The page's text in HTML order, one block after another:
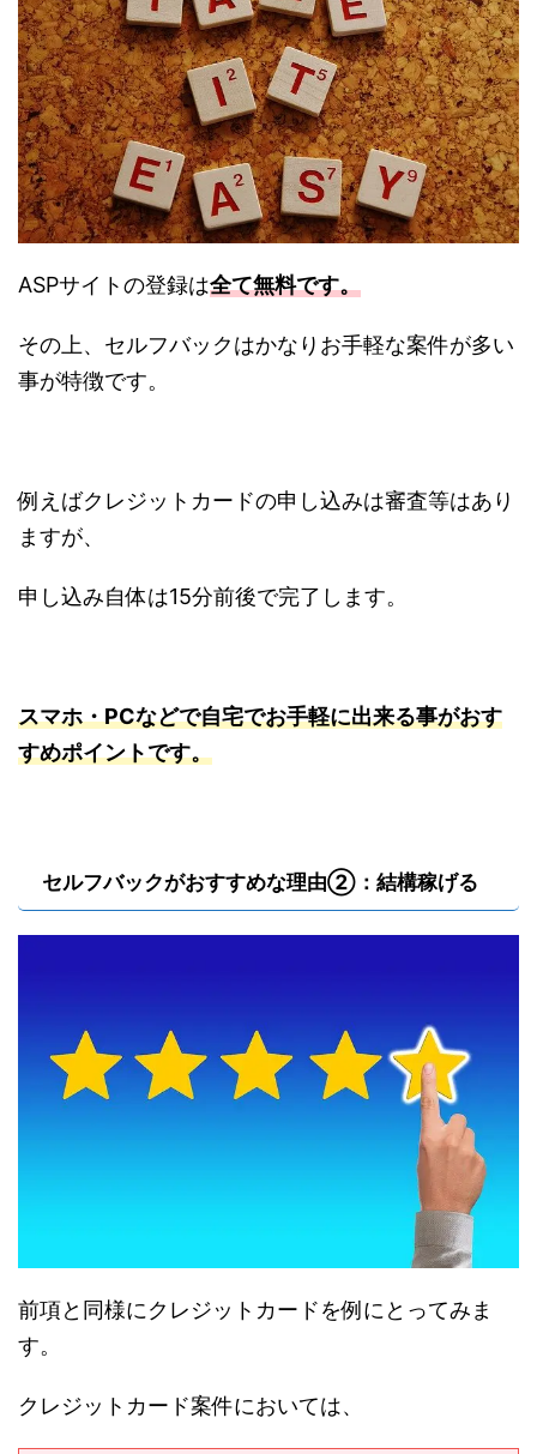
ASPサイトの登録は全て無料です。
その上、セルフバックはかなりお手軽な案件が多い
事が特徴です。
例えばクレジットカードの申し込みは審査等はあり
ますが、
申し込み自体は15分前後で完了します。
スマホ・PCなどで自宅でお手軽に出来る事がおす
すめポイントです。
セルフバックがおすすめな理由②：結構稼げる
前項と同様にクレジットカードを例にとってみま
す。
クレジットカード案件においては、